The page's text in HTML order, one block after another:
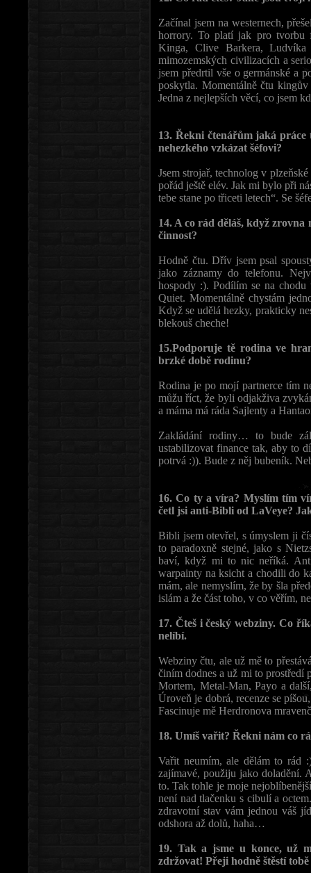
Začínal jsem na westernech,
horrory. To platí jak pro tvorbu
Kinga, Clive Barkera,
mimozemských civilizacích a
jsem předrtil vše o germánské a
poskytla. Momentálně čtu kingův
Jedna z nejlepších věcí, co jsem
13. Řekni čtenářům jaká práce
nehezkého vzkázat šéfovi?
Jsem strojař, technolog v
pořád ještě elév. Jak mi bylo při
tebe stane po třiceti letech“. Se
14. A co rád děláš, když zrovna
činnost?
Hodně čtu. Dřív jsem psal
jako záznamy do telefonu.
hospody :). Podílím se na
Quiet. Momentálně chystám
Když se udělá hezky, prakticky
blekouš cheche!
15.Podporuje tě rodina ve
brzké době rodinu?
Rodina je po mojí partnerce tím
můžu říct, že byli odjakživa
a máma má ráda Sajlenty a
Zakládání rodiny… to bude
ustabilizovat finance tak, aby to
potrvá :)). Bude z něj bubeník.
16. Co ty a víra? Myslím tím
četl jsi anti-Bibli od LaVeye?
Bibli jsem otevřel, s úmyslem ji
to paradoxně stejné, jako s
baví, když mi to nic neříká.
warpainty na ksicht a chodili do
mám, ale nemyslím, že by šla
islám a že část toho, v co věřím,
17. Čteš i český webziny. Co
nelíbí.
Webziny čtu, ale už mě to
činím dodnes a už mi to prostředí
Mortem, Metal-Man, Payo a
Úroveň je dobrá, recenze se
Fascinuje mě Herdronova
18. Umíš vařit? Řekni nám co
Vařit neumím, ale dělám to rád
zajímavé, použiju jako doladění.
to. Tak tohle je moje
není nad tlačenku s cibulí a
zdravotní stav vám jednou váš
odshora až dolů, haha…
19. Tak a jsme u konce, už
zdržovat! Přeji hodně štěstí